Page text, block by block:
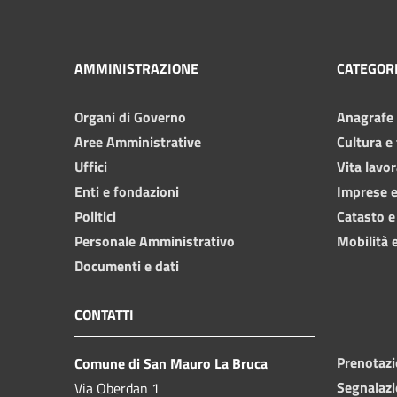
AMMINISTRAZIONE
Organi di Governo
Aree Amministrative
Uffici
Enti e fondazioni
Politici
Personale Amministrativo
Documenti e dati
Cultura
Vita
Imprese
Catasto
Mobilità
CONTATTI
Comune di San Mauro La Bruca
Via Oberdan 1